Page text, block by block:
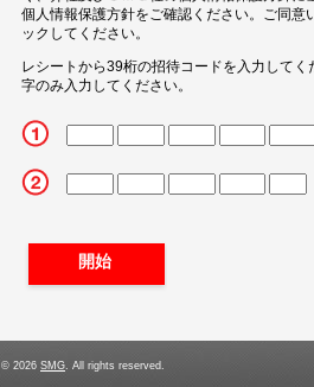
個人情報保護方針をご確認ください。ご同意
ックしてください。
レシートから39桁の招待コードを入力して
字のみ入力してください。
© 2026 SMG . All rights reserved.